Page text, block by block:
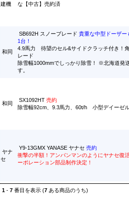
建機
な【中古】売約済
和同
SB692H スノーブレード 貴重な中型ドーザー
1台！
4.9馬力 待望のセル&サイドクラッチ付き！
レード
除雪幅1000mmでしっかり除雪！ ※北海道発
す。
和同
SX1092HT 売約
除雪幅92cm、9.3馬力、60t/h 小型デイーゼ
ヤナ
セ
Y9-13GMX YANASE ヤナセ 売約
衝撃の半額！アンパンマンのようにヤナセ復
ーポレーション部品制作決定！
1 - 7 番目を表示 (7 ある商品のうち)